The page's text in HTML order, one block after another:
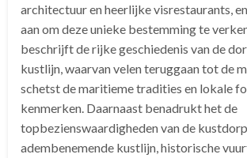
architectuur en heerlijke visrestaurants,
aan om deze unieke bestemming te
beschrijft de rijke geschiedenis van de
kustlijn, waarvan velen teruggaan tot de
schetst de maritieme tradities en lokale
kenmerken. Daarnaast benadrukt het de
topbezienswaardigheden van de
adembenemende kustlijn, historische